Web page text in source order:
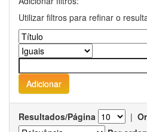
Utilizar filtros para refinar o
Resultados/Página |